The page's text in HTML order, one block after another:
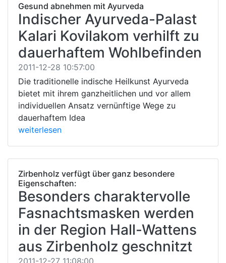
Gesund abnehmen mit Ayurveda
Indischer Ayurveda-Palast
Kalari Kovilakom verhilft zu
dauerhaftem Wohlbefinden
2011-12-28 10:57:00
Die traditionelle indische Heilkunst Ayurveda
bietet mit ihrem ganzheitlichen und vor allem
individuellen Ansatz vernünftige Wege zu
dauerhaftem Idea
weiterlesen
Zirbenholz verfügt über ganz besondere
Eigenschaften:
Besonders charaktervolle
Fasnachtsmasken werden
in der Region Hall-Wattens
aus Zirbenholz geschnitzt
2011-12-27 11:08:00